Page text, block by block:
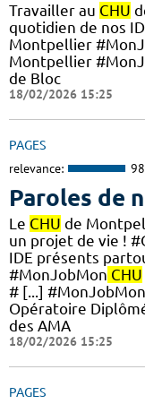
Travailler au CHU
quotidien de nos
Montpellier
Montpellier
de Bloc
18/02/2026 15:25
PAGES
relevance:
Paroles de
Le CHU de
un projet de vie !
IDE présents
#MonJobMon CHU
# [...] #MonJobMon
Opératoire
des AMA
18/02/2026 15:25
PAGES